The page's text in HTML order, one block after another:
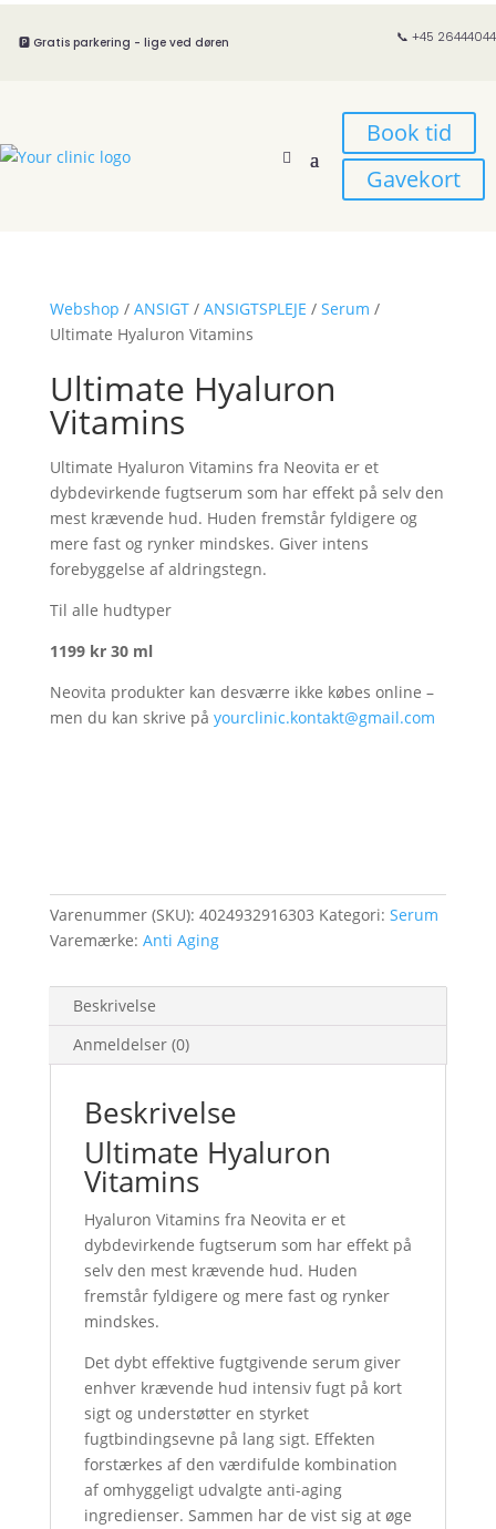
🅿️ Gratis parkering - lige ved døren 📞 +45 26444044
Book tid
Gavekort
Webshop / ANSIGT/ ANSIGTSPLEJE / Serum /
Ultimate Hyaluron Vitamins
Ultimate Hyaluron
Vitamins
Ultimate Hyaluron Vitamins fra Neovita er et
dybdevirkende fugtserum som har effekt på selv den
mest krævende hud. Huden fremstår fyldigere og
mere fast og rynker mindskes. Giver intens
forebyggelse af aldringstegn.
Til alle hudtyper
1199 kr 30 ml
Neovita produkter kan desværre ikke købes online –
men du kan skrive på yourclinic.kontakt@gmail.com
Varenummer (SKU): 4024932916303 Kategori: Serum
Varemærke: Anti Aging
Beskrivelse
Anmeldelser (0)
Beskrivelse
Ultimate Hyaluron
Vitamins
Hyaluron Vitamins fra Neovita er et
dybdevirkende fugtserum som har effekt på
selv den mest krævende hud. Huden
fremstår fyldigere og mere fast og rynker
mindskes.
Det dybt effektive fugtgivende serum giver
enhver krævende hud intensiv fugt på kort
sigt og understøtter en styrket
fugtbindingsevne på lang sigt. Effekten
forstærkes af den værdifulde kombination
af omhyggeligt udvalgte anti-aging
ingredienser. Sammen har de vist sig at øge